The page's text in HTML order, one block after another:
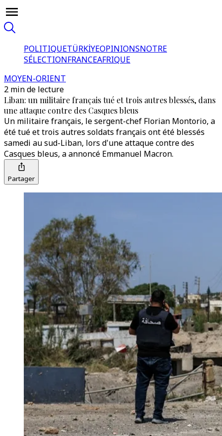
POLITIQUETÜRKİYEOPINIONSNOTRE
SÉLECTIONFRANCEAFRIQUE
MOYEN-ORIENT
2 min de lecture
Liban: un militaire français tué et trois autres blessés, dans
une attaque contre des Casques bleus
Un militaire français, le sergent-chef Florian Montorio, a
été tué et trois autres soldats français ont été blessés
samedi au sud-Liban, lors d'une attaque contre des
Casques bleus, a annoncé Emmanuel Macron.
Partager